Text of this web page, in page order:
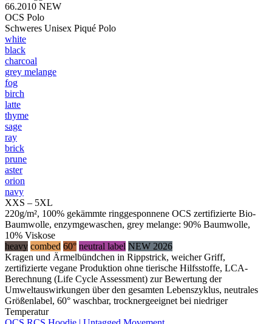
66.2010 NEW
OCS Polo
Schweres Unisex Piqué Polo
white
black
charcoal
grey melange
fog
birch
latte
thyme
sage
ray
brick
prune
aster
orion
navy
XXS – 5XL
220g/m², 100% gekämmte ringgesponnene OCS zertifizierte Bio-
Baumwolle, enzymgewaschen, grey melange: 90% Baumwolle,
10% Viskose
heavy combed 60° neutral label NEW 2026
Kragen und Ärmelbündchen in Rippstrick, weicher Griff,
zertifizierte vegane Produktion ohne tierische Hilfsstoffe, LCA-
Berechnung (Life Cycle Assessment) zur Bewertung der
Umweltauswirkungen über den gesamten Lebenszyklus, neutrales
Größenlabel, 60° waschbar, trocknergeeignet bei niedriger
Temperatur